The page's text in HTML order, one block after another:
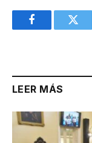
Facebook
LEER MÁS